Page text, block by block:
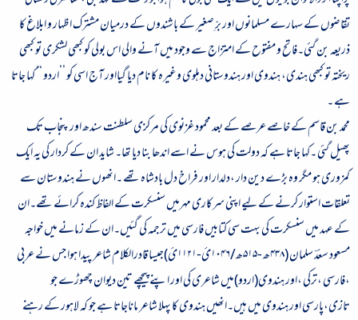
تقاضوں کے سہارے مسلمانوں اور برِّ صغیر کے باشندوں کے درمیان مشترک اظہار و ابلاغ کا
ذریعہ بن گئی۔فاتح و مفتوح کے امتزاج سے وجود میں آنے والی اس بولی کو کبھی لشکری تو کبھی
ریختہ تو کبھی ہندی، ہندوی اور ہندوستانی دہلوی وغیرہ کا نام دیا گیااور آج اسی کو ’’اردو ‘‘ کہا جاتا
ہے ۔
محمد بن قاسم کے خاصے عرصے کے بعد محمود غزنوی کی مرکزی سلطنت سندھ اور پنجاب تک
پھیل گئی ۔کہا جاتا ہے کہ دولت کی ہوس نے اسے اندھا بنا دیا تھا۔ شاید ان کے کردار کی یہ ایک
کمزوری ہو مگر وہ بڑے دین دار ،دلدار اور فراخ دل بادشاہ تھے ۔انھوں نے ہندوستان سے
تعلقات استوار کرنے کے لیے اپنی سرکاری مہرمیں سنسکرت کے الفاظ کندہ کرائے تھے۔ان
کے عہد میں سنسکرت کی بہت سی کتابیں فارسی میں ترجمہ کی گئیں۔ان کے زمانے میں خواجہ
مسعود سعدؔ سلمان (۴۳۸ھ -۵۱۵ھ/۱۰۴۶ئ-۱۱۲۱ئ)جیسا قادرالکلام شاعر پیدا ہوا جس نے عربی
،فارسی ،ترکی ،اور ہندوی(اردو)میں شاعری کی اور اپنے پیچھے تین دیوان چھوڑے جو
تازی،پارسی اور ہندوی میں ہیں۔انھیں ہندوی کا پہلا شاعر ماناجاتا ہے جو کہ لاہور کے رہنے